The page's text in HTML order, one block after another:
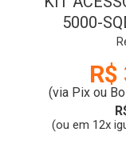
5000-
(via Pix ou
(ou em 12x